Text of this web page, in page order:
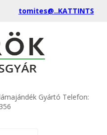
tomites@..KATTINTS
Gyártó Telefon: